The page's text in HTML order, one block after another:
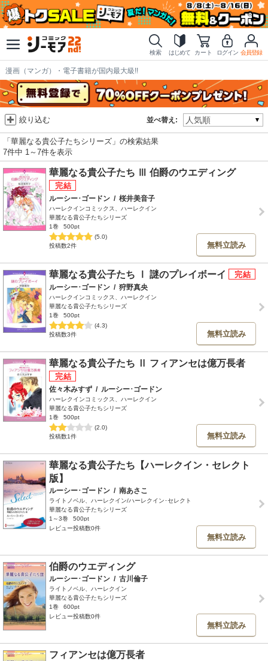
検索 はじめて カート ログイン 会員登録
漫画（マンガ）・電子書籍が国内最大級!!
並べ替え:
絞り込む
「華麗なる貴公子たちシリーズ」の検索結果
7件中 1～7件を表示
華麗なる貴公子たち Ⅲ 伯爵のウエディング
ルーシー･ゴードン / 桜井美音子
ハーレクインコミックス、ハーレクイン
華麗なる貴公子たちシリーズ
1巻
500pt
(5.0)
投稿数2件
無料立読み
華麗なる貴公子たち Ⅰ 謎のプレイボーイ
ルーシー･ゴードン / 狩野真央
ハーレクインコミックス、ハーレクイン
華麗なる貴公子たちシリーズ
1巻
500pt
(4.3)
投稿数3件
無料立読み
華麗なる貴公子たち Ⅱ フィアンセは億万長者
佐々木みすず / ルーシー･ゴードン
ハーレクインコミックス、ハーレクイン
華麗なる貴公子たちシリーズ
1巻
500pt
(2.0)
投稿数1件
無料立読み
華麗なる貴公子たち【ハーレクイン・セレクト
版】
ルーシー･ゴードン / 南あさこ
ライトノベル、ハーレクイン/ハーレクイン･セレクト
華麗なる貴公子たちシリーズ
1～3巻
500pt
レビュー投稿数0件
無料立読み
伯爵のウエディング
ルーシー･ゴードン / 古川倫子
ライトノベル、ハーレクイン
華麗なる貴公子たちシリーズ
1巻
600pt
レビュー投稿数0件
無料立読み
フィアンセは億万長者